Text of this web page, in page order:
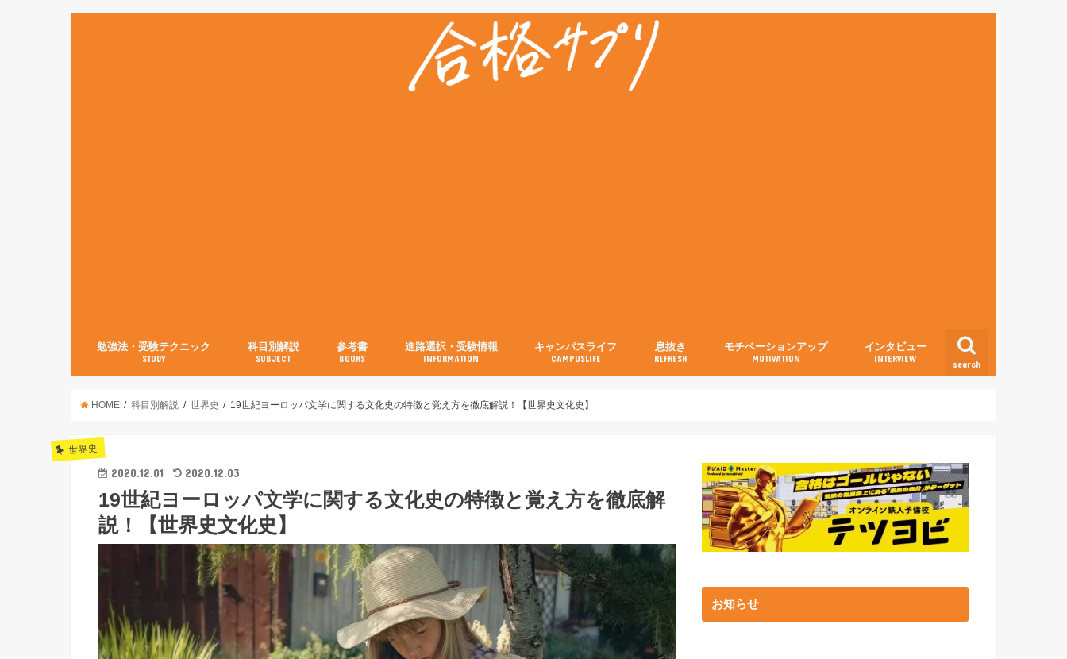
search
勉強法・受験テクニック
STUDY
科目別解説
SUBJECT
参考書
BOOKS
進路選択・受験情報
INFORMATION
キャンパスライフ
CAMPUSLIFE
息抜き
REFRESH
モチベーションアップ
MOTIVATION
インタビュー
INTERVIEW
HOME 科目別解説 世界史 19世紀ヨーロッパ文学に関する文化史の特徴と覚え方を徹底解説！【世界史文化史】
世界史
2020.12.01 2020.12.03
19世紀ヨーロッパ文学に関する文化史の特徴と覚え方を徹底解
説！【世界史文化史】
お知らせ